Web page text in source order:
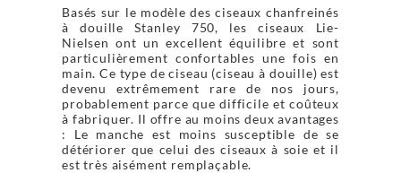
Basés sur le modèle des ciseaux chanfreinés
à douille Stanley 750, les ciseaux Lie-
Nielsen ont un excellent équilibre et sont
particulièrement confortables une fois en
main. Ce type de ciseau (ciseau à douille) est
devenu extrêmement rare de nos jours,
probablement parce que difficile et coûteux
à fabriquer. Il offre au moins deux avantages
: Le manche est moins susceptible de se
détériorer que celui des ciseaux à soie et il
est très aisément remplaçable.